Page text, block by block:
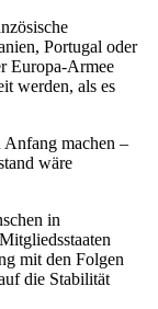
Portugal oder
Europa-Armee
werden, als es
Anfang machen –
wäre
in
mit den Folgen
die Stabilität